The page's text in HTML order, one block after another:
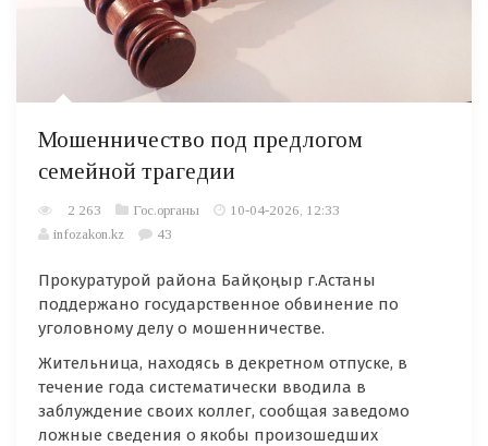
Мошенничество под предлогом
семейной трагедии
2 263 Гос.органы
10-04-2026, 12:33
infozakon.kz
43
Прокуратурой района Байқоңыр г.Астаны
поддержано государственное обвинение по
уголовному делу о мошенничестве.
Жительница, находясь в декретном отпуске, в
течение года систематически вводила в
заблуждение своих коллег, сообщая заведомо
ложные сведения о якобы произошедших